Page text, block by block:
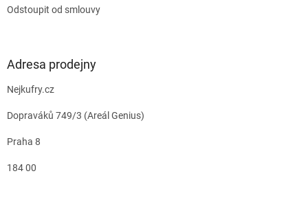
Odstoupit od smlouvy
Adresa prodejny
Nejkufry.cz
Dopraváků 749/3 (Areál Genius)
Praha 8
184 00